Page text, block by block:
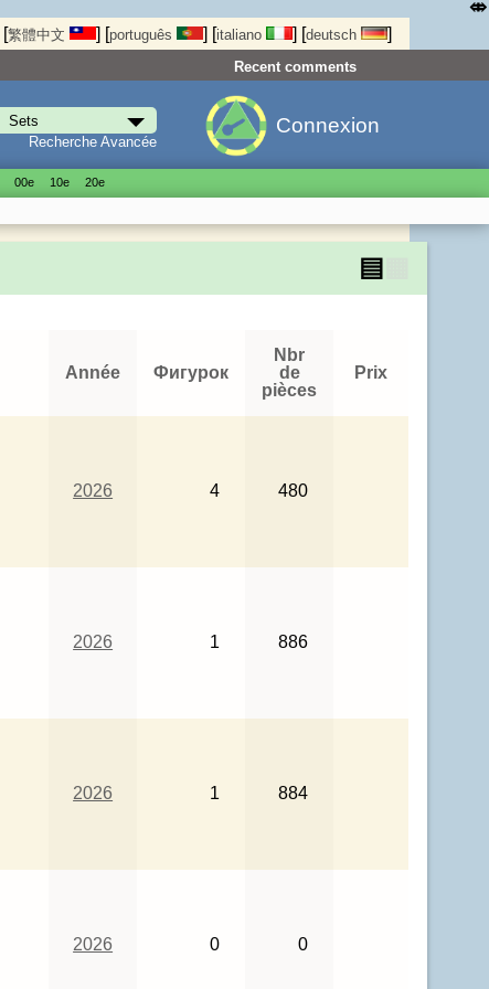
[繁體中文 ] [português ] [italiano ] [deutsch ]
Recent comments
Recherche Avancée
Connexion
00е 10е 20е
▤
Année Фигурок
Nbr
de
pièces
Prix
2026 4 480
2026 1 886
2026 1 884
2026 0 0
⤄